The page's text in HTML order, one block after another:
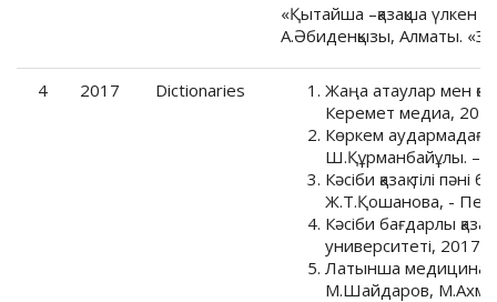
«Қытайша –қазақша үлкен
А.Әбиденқызы, Алматы.
4 2017 Dictionaries
Жаңа атаулар мен
Керемет медиа,
Көркем
Ш.Құрманбайұлы. –
Кәсіби қазақ тілі
Ж.Т.Қошанова, -
Кәсіби бағдарлы
университеті,
Латынша
М.Шайдаров,